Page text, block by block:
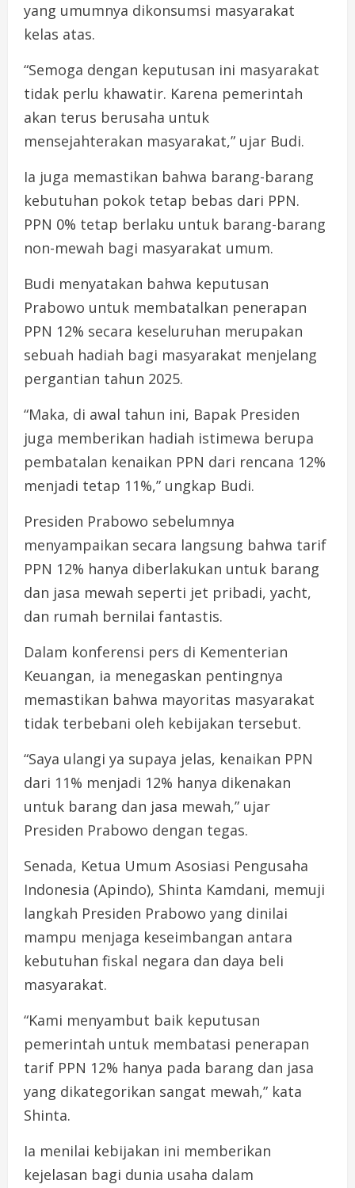
yang umumnya dikonsumsi masyarakat
kelas atas.
“Semoga dengan keputusan ini masyarakat
tidak perlu khawatir. Karena pemerintah
akan terus berusaha untuk
mensejahterakan masyarakat,” ujar Budi.
Ia juga memastikan bahwa barang-barang
kebutuhan pokok tetap bebas dari PPN.
PPN 0% tetap berlaku untuk barang-barang
non-mewah bagi masyarakat umum.
Budi menyatakan bahwa keputusan
Prabowo untuk membatalkan penerapan
PPN 12% secara keseluruhan merupakan
sebuah hadiah bagi masyarakat menjelang
pergantian tahun 2025.
“Maka, di awal tahun ini, Bapak Presiden
juga memberikan hadiah istimewa berupa
pembatalan kenaikan PPN dari rencana 12%
menjadi tetap 11%,” ungkap Budi.
Presiden Prabowo sebelumnya
menyampaikan secara langsung bahwa tarif
PPN 12% hanya diberlakukan untuk barang
dan jasa mewah seperti jet pribadi, yacht,
dan rumah bernilai fantastis.
Dalam konferensi pers di Kementerian
Keuangan, ia menegaskan pentingnya
memastikan bahwa mayoritas masyarakat
tidak terbebani oleh kebijakan tersebut.
“Saya ulangi ya supaya jelas, kenaikan PPN
dari 11% menjadi 12% hanya dikenakan
untuk barang dan jasa mewah,” ujar
Presiden Prabowo dengan tegas.
Senada, Ketua Umum Asosiasi Pengusaha
Indonesia (Apindo), Shinta Kamdani, memuji
langkah Presiden Prabowo yang dinilai
mampu menjaga keseimbangan antara
kebutuhan fiskal negara dan daya beli
masyarakat.
“Kami menyambut baik keputusan
pemerintah untuk membatasi penerapan
tarif PPN 12% hanya pada barang dan jasa
yang dikategorikan sangat mewah,” kata
Shinta.
Ia menilai kebijakan ini memberikan
kejelasan bagi dunia usaha dalam